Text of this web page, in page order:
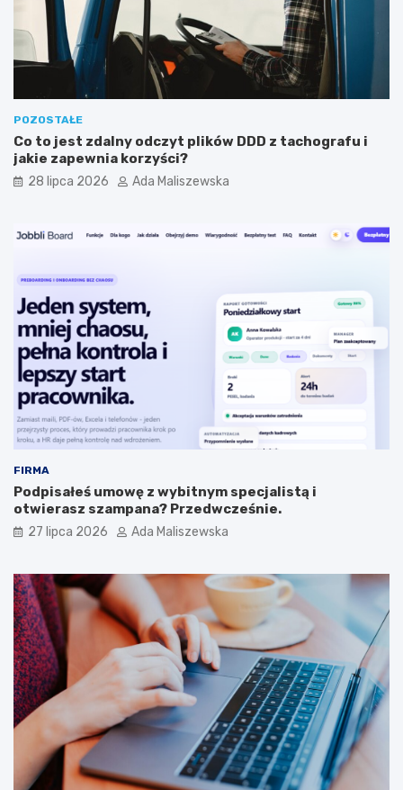
m
?
POZOSTAŁE
Co to jest zdalny odczyt plików DDD z tachografu i
jakie zapewnia korzyści?
28 lipca 2026 Ada Maliszewska
FIRMA
Podpisałeś umowę z wybitnym specjalistą i
otwierasz szampana? Przedwcześnie.
27 lipca 2026 Ada Maliszewska